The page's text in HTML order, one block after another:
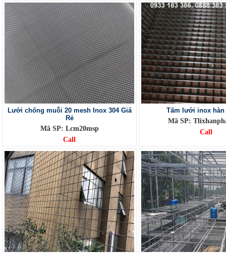
Lưới chống muỗi 20 mesh Inox 304 Giá
Rẻ
Mã SP: Lcm20msp
Call
Tấm lưới inox hàn
Mã SP:
Call